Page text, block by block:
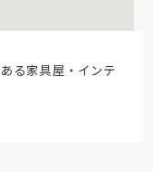
る家具屋・インテ